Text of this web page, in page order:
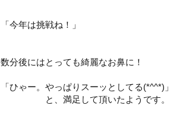
「今年は挑戦ね！」
数分後にはとっても綺麗なお鼻に！
「ひゃー。やっぱりスーッとしてる(*^^*)」
と、満足して頂いたようです。